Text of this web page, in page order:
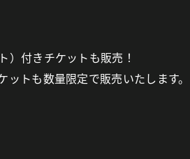
）付きチケットも販売！
トも数量限定で販売いたします。